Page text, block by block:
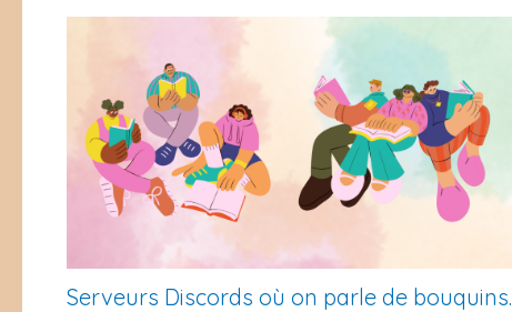
Serveurs Discords où on parle de bouquins.